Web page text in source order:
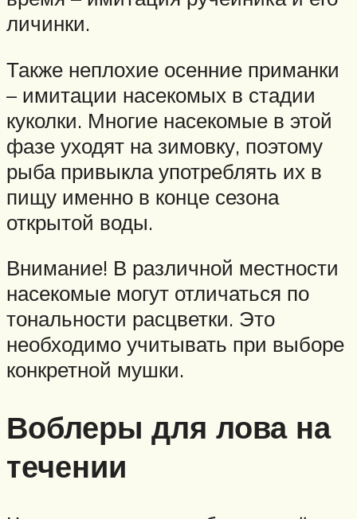
личинки.
Также неплохие осенние приманки
– имитации насекомых в стадии
куколки. Многие насекомые в этой
фазе уходят на зимовку, поэтому
рыба привыкла употреблять их в
пищу именно в конце сезона
открытой воды.
Внимание! В различной местности
насекомые могут отличаться по
тональности расцветки. Это
необходимо учитывать при выборе
конкретной мушки.
Воблеры для лова на
течении